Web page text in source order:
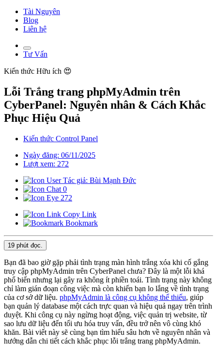
Tài Nguyên
Blog
Liên hệ
Tư Vấn
Kiến thức Hữu ích 😍
Lỗi Trắng trang phpMyAdmin trên
CyberPanel: Nguyên nhân & Cách Khắc
Phục Hiệu Quả
Kiến thức Control Panel
Ngày đăng: 06/11/2025
Lượt xem: 272
Tác giả: Bùi Mạnh Đức
0
272
Copy Link
Bookmark
19 phút đọc.
Bạn đã bao giờ gặp phải tình trạng màn hình trắng xóa khi cố gắng
truy cập phpMyAdmin trên CyberPanel chưa? Đây là một lỗi khá
phổ biến nhưng lại gây ra không ít phiền toái. Tình trạng này không
chỉ làm gián đoạn công việc mà còn khiến bạn lo lắng về tình trạng
của cơ sở dữ liệu. phpMyAdmin là công cụ không thể thiếu, giúp
bạn quản lý database một cách trực quan và hiệu quả ngay trên trình
duyệt. Khi công cụ này ngừng hoạt động, việc quản trị website, từ
sao lưu dữ liệu đến tối ưu hóa truy vấn, đều trở nên vô cùng khó
khăn. Bài viết này sẽ cùng bạn tìm hiểu sâu hơn về nguyên nhân và
hướng dẫn chi tiết cách khắc phục lỗi trắng trang phpMyAdmin.